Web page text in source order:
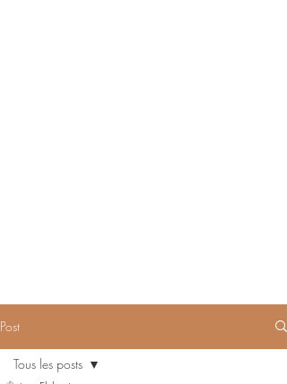
Post
Tous les posts